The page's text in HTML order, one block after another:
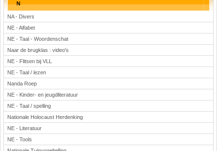
N
NA - Divers
NE - Alfabet
NE - Taal - Woordenschat
Naar de brugklas : video's
NE - Flitsen bij VLL
NE - Taal / lezen
Nanda Roep
NE - Kinder- en jeugdliteratuur
NE - Taal / spelling
Nationale Holocaust Herdenking
NE - Literatuur
NE - Tools